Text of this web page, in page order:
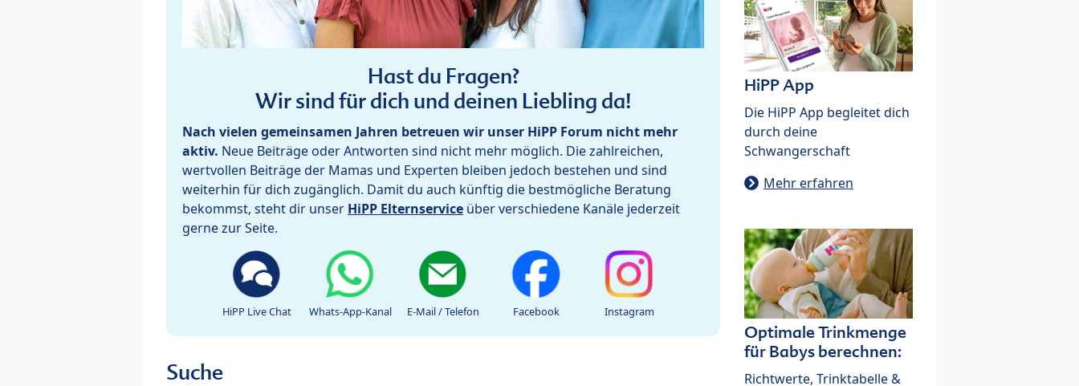
Hast du Fragen?
Wir sind für dich und deinen Liebling da!
Nach vielen gemeinsamen Jahren betreuen wir unser HiPP Forum nicht mehr
aktiv. Neue Beiträge oder Antworten sind nicht mehr möglich. Die zahlreichen,
wertvollen Beiträge der Mamas und Experten bleiben jedoch bestehen und sind
weiterhin für dich zugänglich. Damit du auch künftig die bestmögliche Beratung
bekommst, steht dir unser HiPP Elternservice über verschiedene Kanäle jederzeit
gerne zur Seite.
HiPP Live Chat Whats-App-Kanal E-Mail / Telefon Facebook Instagram
Suche
HiPP App
Die HiPP App begleitet dich
durch deine
Schwangerschaft
Mehr erfahren
Optimale Trinkmenge
für Babys berechnen:
Richtwerte, Trinktabelle &